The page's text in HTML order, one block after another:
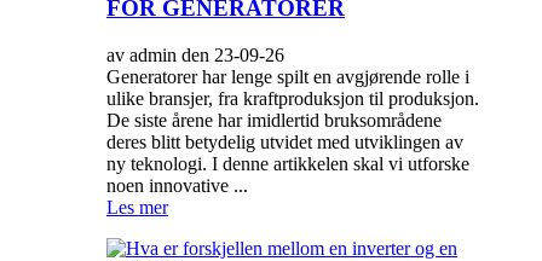
FOR GENERATORER
av admin den 23-09-26
Generatorer har lenge spilt en avgjørende rolle i
ulike bransjer, fra kraftproduksjon til produksjon.
De siste årene har imidlertid bruksområdene
deres blitt betydelig utvidet med utviklingen av
ny teknologi. I denne artikkelen skal vi utforske
noen innovative ...
Les mer